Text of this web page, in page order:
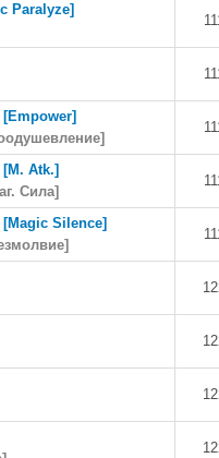
Paralyze]
Atk.]
Сила]
Silence]